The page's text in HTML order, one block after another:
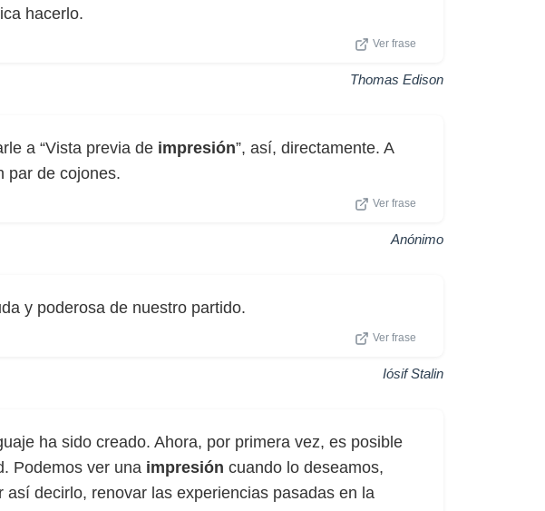
hacerlo.
Ver frase
Thomas Edison
a “Vista previa de impresión”, así, directamente. A
par de cojones.
Ver frase
Anónimo
y poderosa de nuestro partido.
Ver frase
Iósif Stalin
ha sido creado. Ahora, por primera vez, es posible
Podemos ver una impresión cuando lo deseamos,
así decirlo, renovar las experiencias pasadas en la